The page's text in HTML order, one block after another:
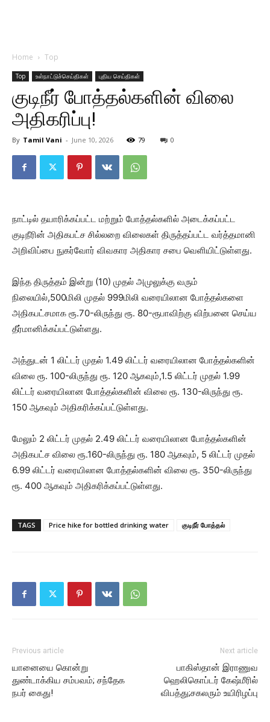
Home Top
Top உள்நாட்டுச்செய்திகள் புதிய செய்திகள்
குடிநீர் போத்தல்களின் விலை
அதிகரிப்பு!
By Tamil Vani - June 10, 2026 79 0
நாட்டில் தயாரிக்கப்பட்ட மற்றும் போத்தல்களில் அடைக்கப்பட்ட
குடிநீரின் அதிகபட்ச சில்லறை விலைகள் திருத்தப்பட்ட வர்த்தமானி
அறிவிப்பை நுகர்வோர் விவகார அதிகார சபை வெளியிட்டுள்ளது.
இந்த திருத்தம் இன்று (10) முதல் அமுலுக்கு வரும்
நிலையில்,500மிலி முதல் 999மிலி வரையிலான போத்தல்களை
அதிகபட்சமாக ரூ.70-லிருந்து ரூ. 80-ரூபாவிற்கு விற்பனை செய்ய
தீர்மானிக்கப்பட்டுள்ளது.
அத்துடன் 1 லிட்டர் முதல் 1.49 லிட்டர் வரையிலான போத்தல்களின்
விலை ரூ. 100-லிருந்து ரூ. 120 ஆகவும்,1.5 லிட்டர் முதல் 1.99
லிட்டர் வரையிலான போத்தல்களின் விலை ரூ. 130-லிருந்து ரூ.
150 ஆகவும் அதிகரிக்கப்பட்டுள்ளது.
மேலும் 2 லிட்டர் முதல் 2.49 லிட்டர் வரையிலான போத்தல்களின்
அதிகபட்ச விலை ரூ.160-லிருந்து ரூ. 180 ஆகவும், 5 லிட்டர் முதல்
6.99 லிட்டர் வரையிலான போத்தல்களின் விலை ரூ. 350-லிருந்து
ரூ. 400 ஆகவும் அதிகரிக்கப்பட்டுள்ளது.
TAGS Price hike for bottled drinking water குடிநீர் போத்தல்
Previous article
யானையை கொன்று
துண்டாக்கிய சம்பவம்; சந்தேக
நபர் கைது!
Next article
பாகிஸ்தான் இராணுவ
ஹெலிகொப்டர் கேஷ்மீரில்
விபத்து;சகலரும் உயிரிழப்பு